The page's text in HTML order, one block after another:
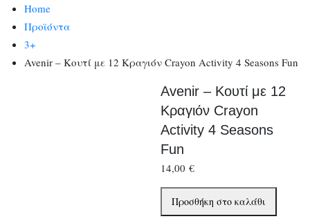
Home
Προϊόντα
3+
Avenir – Κουτί με 12 Κραγιόν Crayon Activity 4 Seasons Fun
Avenir – Κουτί με 12
Κραγιόν Crayon
Activity 4 Seasons
Fun
14,00€
Avenir
-
Προσθήκη στο καλάθι